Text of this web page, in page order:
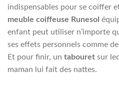
indispensables pour se coiffer
meuble coiffeuse Runesol
enfant peut utiliser n’importe
ses effets personnels comme
Et pour finir, un tabouret sur
maman lui fait des nattes.